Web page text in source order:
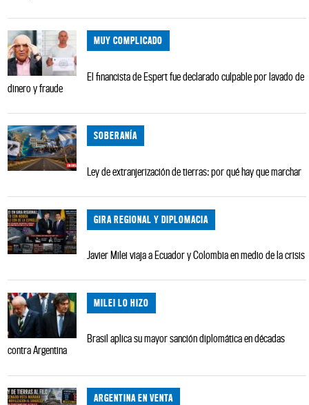
MUY COMPLICADO
El financista de Espert fue declarado culpable por lavado de
dinero y fraude
SOBERANÍA
Ley de extranjerización de tierras: por qué hay que marchar
GIRA REGIONAL Y DIPLOMACIA
Javier Milei viaja a Ecuador y Colombia en medio de la crisis
MILEI LO HIZO
Brasil aplica su mayor sanción diplomática en décadas
contra Argentina
ARGENTINA EN VENTA